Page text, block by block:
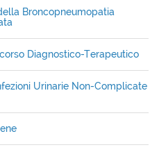
Broncopneumopatia
Diagnostico-Terapeutico
Urinarie Non-Complicate